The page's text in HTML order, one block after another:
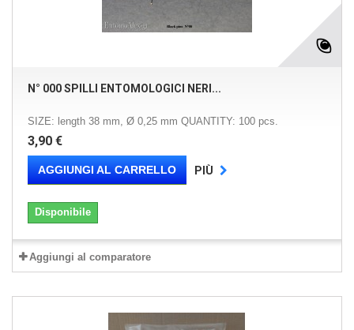
N° 000 SPILLI ENTOMOLOGICI NERI...
SIZE: length 38 mm, Ø 0,25 mm QUANTITY: 100 pcs.
3,90 €
AGGIUNGI AL CARRELLO PIÙ
Disponibile
Aggiungi al comparatore